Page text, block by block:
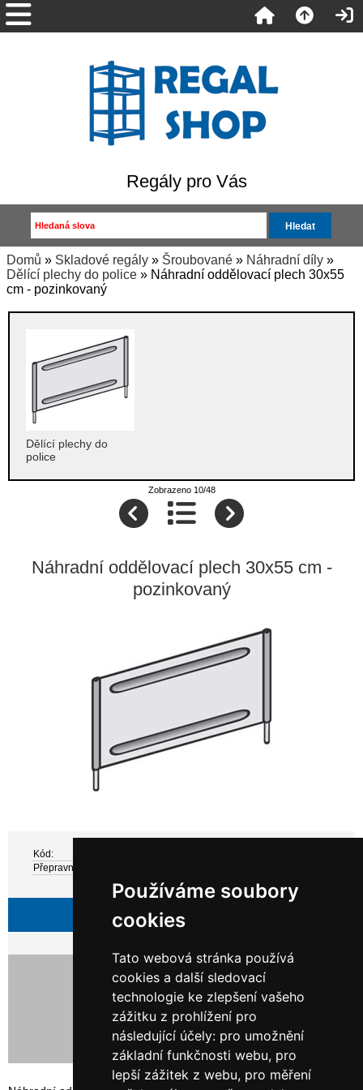
Používáme soubory
cookies
Tato webová stránka používá
cookies a další sledovací
technologie ke zlepšení vašeho
zážitku z prohlížení pro
následující účely: pro umožnění
základní funkčnosti webu, pro
lepší zážitek z webu, pro měření
Regály pro Vás
Domů » Skladové regály » Šroubované » Náhradní díly »
Dělící plechy do police » Náhradní oddělovací plech 30x55
cm - pozinkovaný
Dělící plechy do
police
Zobrazeno 10/48
Náhradní oddělovací plech 30x55 cm -
pozinkovaný
Kód:
Přepravní hmotnost:
Zeptejte se
275,00 Kč bez DPH
332,75 Kč s DPH